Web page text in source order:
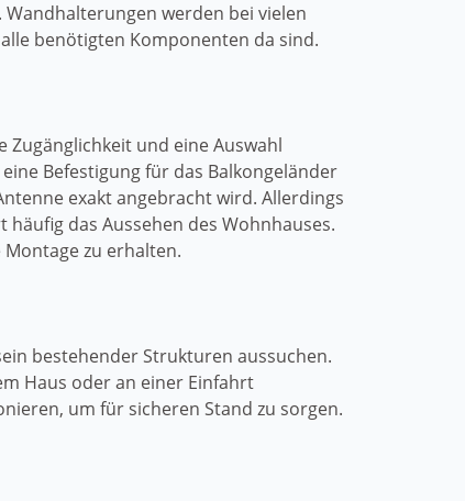
werden bei vielen
benötigten Komponenten da sind.
Zugänglichkeit und eine Auswahl
Befestigung für das Balkongeländer
exakt angebracht wird. Allerdings
das Aussehen des Wohnhauses.
zu erhalten.
bestehender Strukturen aussuchen.
Haus oder an einer Einfahrt
um für sicheren Stand zu sorgen.